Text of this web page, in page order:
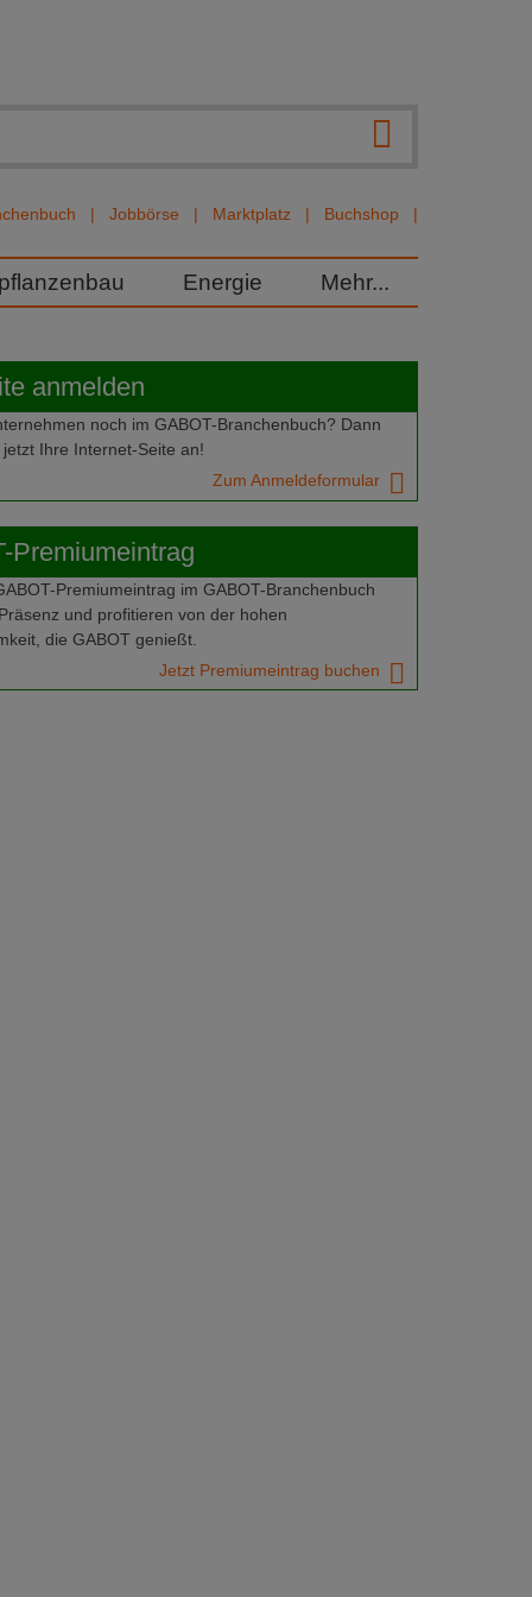
Jobbörse Marktplatz Buchshop
Energie Mehr...
anmelden
noch im GABOT-Branchenbuch? Dann
Ihre Internet-Seite an!
Zum Anmeldeformular
Premiumeintrag
Premiumeintrag im GABOT-Branchenbuch
und profitieren von der hohen
die GABOT genießt.
Jetzt Premiumeintrag buchen